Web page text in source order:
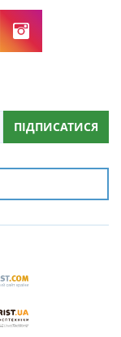
ПІДПИСАТИСЯ